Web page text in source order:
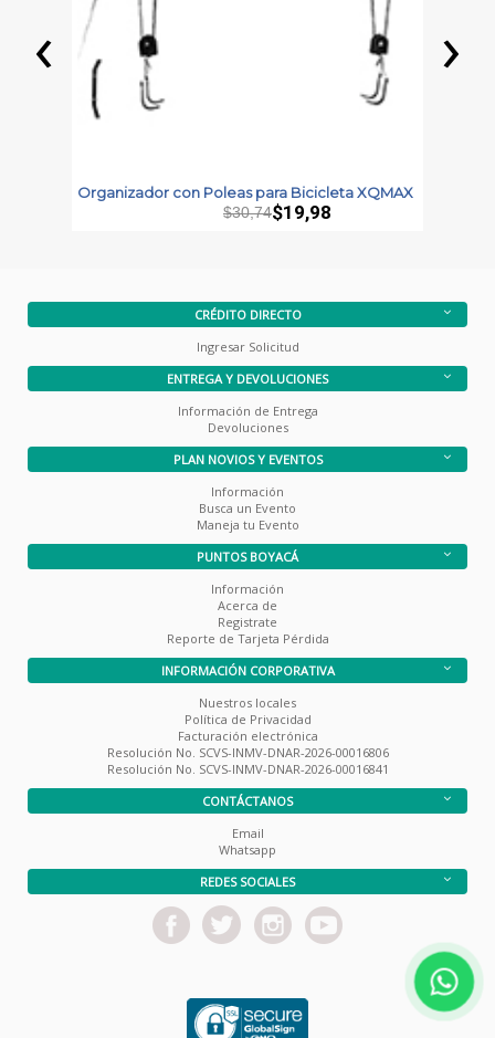
Organizador con Poleas para Bicicleta XQMAX
$30,74$19,98
‹ ›
CRÉDITO DIRECTO
Ingresar Solicitud
ENTREGA Y DEVOLUCIONES
Información de Entrega
Devoluciones
PLAN NOVIOS Y EVENTOS
Información
Busca un Evento
Maneja tu Evento
PUNTOS BOYACÁ
Información
Acerca de
Registrate
Reporte de Tarjeta Pérdida
INFORMACIÓN CORPORATIVA
Nuestros locales
Política de Privacidad
Facturación electrónica
Resolución No. SCVS-INMV-DNAR-2026-00016806
Resolución No. SCVS-INMV-DNAR-2026-00016841
CONTÁCTANOS
Email
Whatsapp
REDES SOCIALES